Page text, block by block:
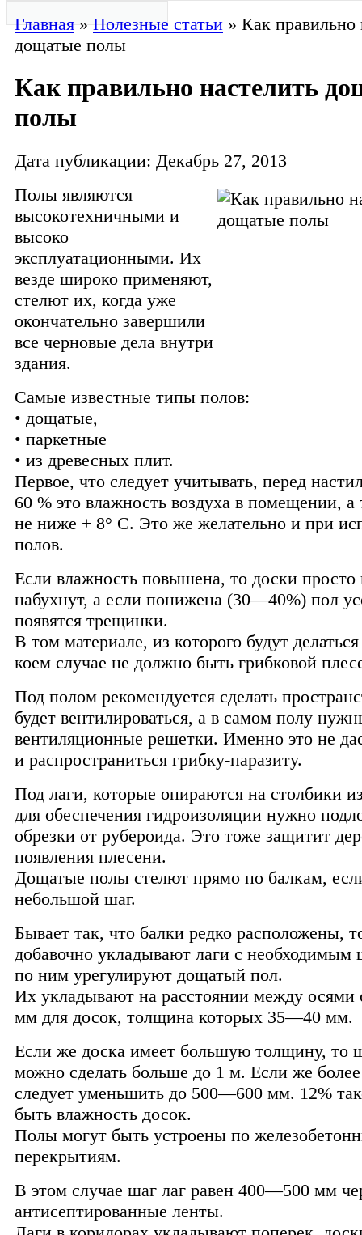
Главная»Полезные статьи » Как правильно
дощатые полы
Как правильно настелить
полы
Дата публикации: Декабрь 27, 2013
Полы являются
высокотехничными и
высоко
эксплуатационными. Их
везде широко применяют,
стелют их, когда уже
окончательно завершили
все черновые дела внутри
здания.
Самые известные типы полов:
• дощатые,
• паркетные
• из древесных плит.
Первое, что следует учитывать, перед
60 % это влажность воздуха в помещении, а
не ниже + 8° С. Это же желательно и при
полов.
Если влажность повышена, то доски просто
набухнут, а если понижена (30—40%) пол
появятся трещинки.
В том материале, из которого будут
коем случае не должно быть грибковой
Под полом рекомендуется сделать
будет вентилироваться, а в самом полу
вентиляционные решетки. Именно это не
и распространиться грибку-паразиту.
Под лаги, которые опираются на столбики
для обеспечения гидроизоляции нужно
обрезки от рубероида. Это тоже защитит
появления плесени.
Дощатые полы стелют прямо по балкам,
небольшой шаг.
Бывает так, что балки редко расположены,
добавочно укладывают лаги с
по ним урегулируют дощатый пол.
Их укладывают на расстоянии между осями
мм для досок, толщина которых 35—40 мм.
Если же доска имеет большую толщину, то
можно сделать больше до 1 м. Если же
следует уменьшить до 500—600 мм. 12%
быть влажность досок.
Полы могут быть устроены по
перекрытиям.
В этом случае шаг лаг равен 400—500 мм
антисептированные ленты.